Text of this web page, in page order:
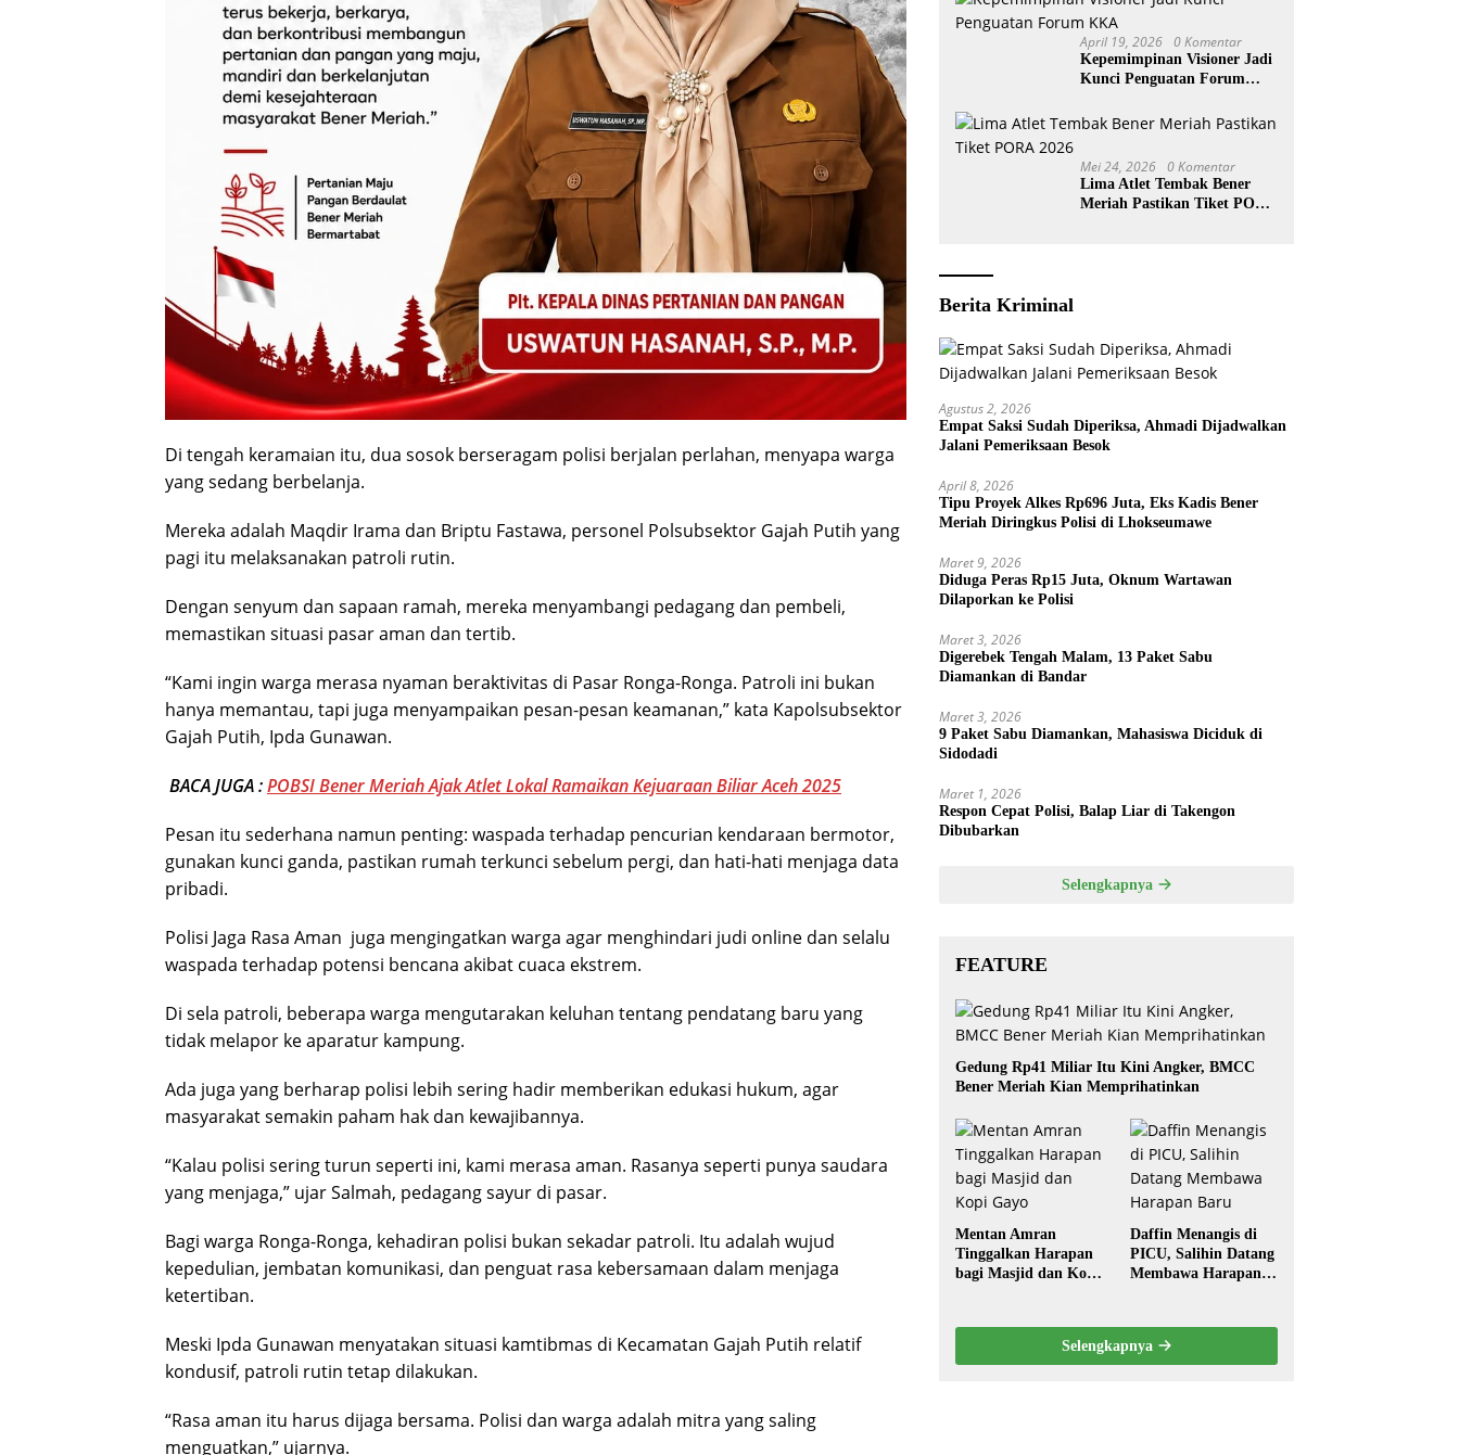
Di tengah keramaian itu, dua sosok berseragam polisi berjalan perlahan, menyapa warga
yang sedang berbelanja.
Mereka adalah Maqdir Irama dan Briptu Fastawa, personel Polsubsektor Gajah Putih yang
pagi itu melaksanakan patroli rutin.
Dengan senyum dan sapaan ramah, mereka menyambangi pedagang dan pembeli,
memastikan situasi pasar aman dan tertib.
“Kami ingin warga merasa nyaman beraktivitas di Pasar Ronga-Ronga. Patroli ini bukan
hanya memantau, tapi juga menyampaikan pesan-pesan keamanan,” kata Kapolsubsektor
Gajah Putih, Ipda Gunawan.
BACA JUGA :POBSI Bener Meriah Ajak Atlet Lokal Ramaikan Kejuaraan Biliar Aceh 2025
Pesan itu sederhana namun penting: waspada terhadap pencurian kendaraan bermotor,
gunakan kunci ganda, pastikan rumah terkunci sebelum pergi, dan hati-hati menjaga data
pribadi.
Polisi Jaga Rasa Aman juga mengingatkan warga agar menghindari judi online dan selalu
waspada terhadap potensi bencana akibat cuaca ekstrem.
Di sela patroli, beberapa warga mengutarakan keluhan tentang pendatang baru yang
tidak melapor ke aparatur kampung.
Ada juga yang berharap polisi lebih sering hadir memberikan edukasi hukum, agar
masyarakat semakin paham hak dan kewajibannya.
“Kalau polisi sering turun seperti ini, kami merasa aman. Rasanya seperti punya saudara
yang menjaga,” ujar Salmah, pedagang sayur di pasar.
Bagi warga Ronga-Ronga, kehadiran polisi bukan sekadar patroli. Itu adalah wujud
kepedulian, jembatan komunikasi, dan penguat rasa kebersamaan dalam menjaga
ketertiban.
Meski Ipda Gunawan menyatakan situasi kamtibmas di Kecamatan Gajah Putih relatif
kondusif, patroli rutin tetap dilakukan.
“Rasa aman itu harus dijaga bersama. Polisi dan warga adalah mitra yang saling
menguatkan,” ujarnya.
April 19, 2026 0 Komentar
Kepemimpinan Visioner Jadi
Kunci Penguatan Forum
Mei 24, 2026 0 Komentar
Lima Atlet Tembak Bener
Meriah Pastikan Tiket PORA
Berita Kriminal
Agustus 2, 2026
Empat Saksi Sudah Diperiksa, Ahmadi Dijadwalkan
Jalani Pemeriksaan Besok
April 8, 2026
Tipu Proyek Alkes Rp696 Juta, Eks Kadis Bener
Meriah Diringkus Polisi di Lhokseumawe
Maret 9, 2026
Diduga Peras Rp15 Juta, Oknum Wartawan
Dilaporkan ke Polisi
Maret 3, 2026
Digerebek Tengah Malam, 13 Paket Sabu
Diamankan di Bandar
Maret 3, 2026
9 Paket Sabu Diamankan, Mahasiswa Diciduk di
Sidodadi
Maret 1, 2026
Respon Cepat Polisi, Balap Liar di Takengon
Dibubarkan
Selengkapnya
FEATURE
Gedung Rp41 Miliar Itu Kini Angker, BMCC
Bener Meriah Kian Memprihatinkan
Mentan Amran
Tinggalkan Harapan
bagi Masjid dan Kopi
Daffin Menangis di
PICU, Salihin Datang
Membawa Harapan
Selengkapnya